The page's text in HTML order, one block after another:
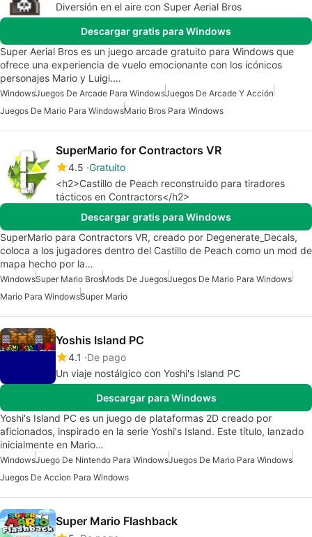
Diversión en el aire con Super Aerial Bros
Descargar gratis para Windows
Super Aerial Bros es un juego arcade gratuito para Windows que
ofrece una experiencia de vuelo emocionante con los icónicos
personajes Mario y Luigi.…
WindowsJuegos De Arcade Para WindowsJuegos De Arcade Y Acción
Juegos De Mario Para WindowsMario Bros Para Windows
SuperMario for Contractors VR
4.5 Gratuito
<h2>Castillo de Peach reconstruido para tiradores
tácticos en Contractors</h2>
Descargar gratis para Windows
SuperMario para Contractors VR, creado por Degenerate_Decals,
coloca a los jugadores dentro del Castillo de Peach como un mod de
mapa hecho por la…
WindowsSuper Mario BrosMods De JuegosJuegos De Mario Para Windows
Mario Para WindowsSuper Mario
Yoshis Island PC
4.1
De pago
Un viaje nostálgico con Yoshi's Island PC
Descargar para Windows
Yoshi's Island PC es un juego de plataformas 2D creado por
aficionados, inspirado en la serie Yoshi's Island. Este título, lanzado
inicialmente en Mario…
WindowsJuego De Nintendo Para WindowsJuegos De Mario Para Windows
Juegos De Accion Para Windows
Super Mario Flashback